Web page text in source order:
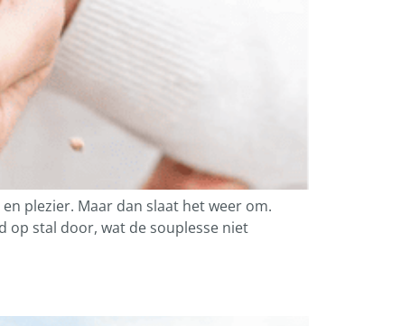
plezier. Maar dan slaat het weer om.
op stal door, wat de souplesse niet